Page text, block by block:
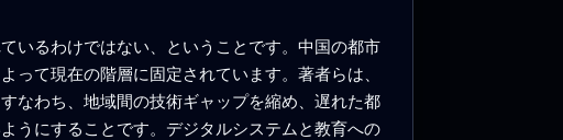
いるわけではない、ということです。中国の都市
て現在の階層に固定されています。著者らは、
なわち、地域間の技術ギャップを縮め、遅れた都
うにすることです。デジタルシステムと教育への